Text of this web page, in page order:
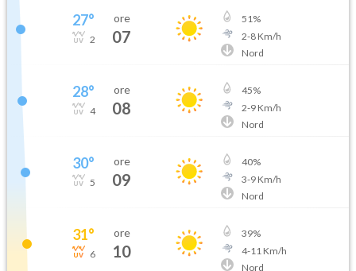
27°
2
ore
07
51%
2-8Km/h
Nord
28°
4
ore
08
45%
2-9Km/h
Nord
30°
5
ore
09
40%
3-9Km/h
Nord
31°
6
ore
10
39%
4-11 Km/h
Nord